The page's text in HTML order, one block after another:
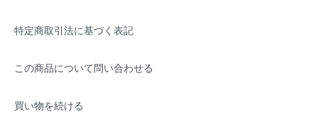
特定商取引法に基づく表記
この商品について問い合わせる
買い物を続ける